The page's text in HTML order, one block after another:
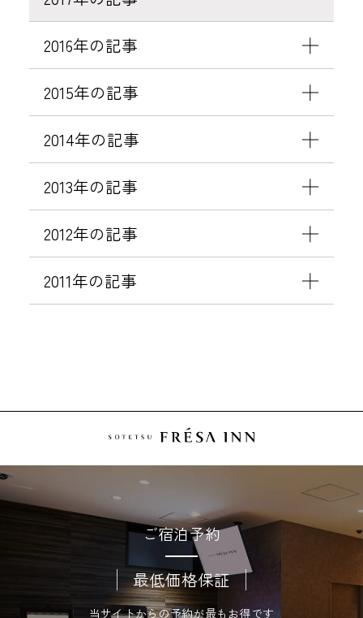
2016年の記事
2015年の記事
2014年の記事
2013年の記事
2012年の記事
2011年の記事
ご宿泊予約
最低価格保証
当サイトからの予約が最もお得です